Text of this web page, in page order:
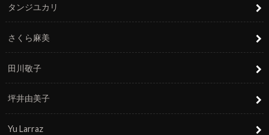
タンジユカリ
さくら麻美
田川敬子
坪井由美子
Yu Larraz